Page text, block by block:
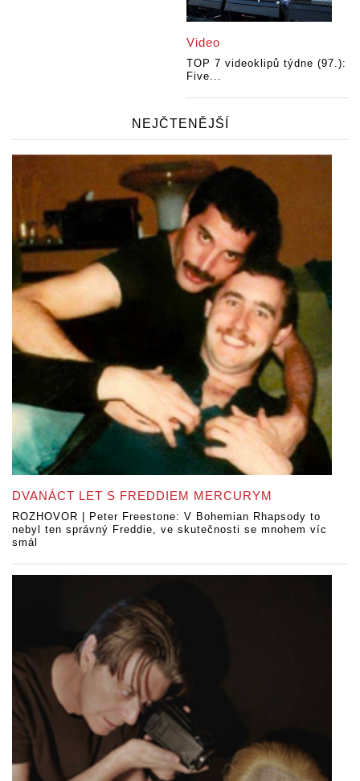
Video
TOP 7 videoklipů týdne (97.):
Five...
NEJČTENĚJŠÍ
DVANÁCT LET S FREDDIEM MERCURYM
ROZHOVOR | Peter Freestone: V Bohemian Rhapsody to
nebyl ten správný Freddie, ve skutečnosti se mnohem víc
smál